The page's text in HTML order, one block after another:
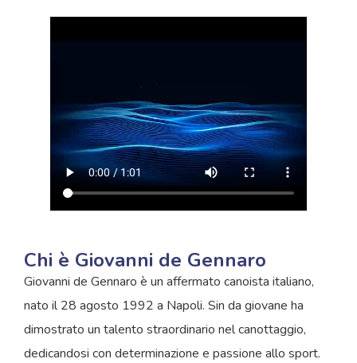
Chi è Giovanni de Gennaro
Giovanni de Gennaro è un affermato canoista italiano,
nato il 28 agosto 1992 a Napoli. Sin da giovane ha
dimostrato un talento straordinario nel canottaggio,
dedicandosi con determinazione e passione allo sport.